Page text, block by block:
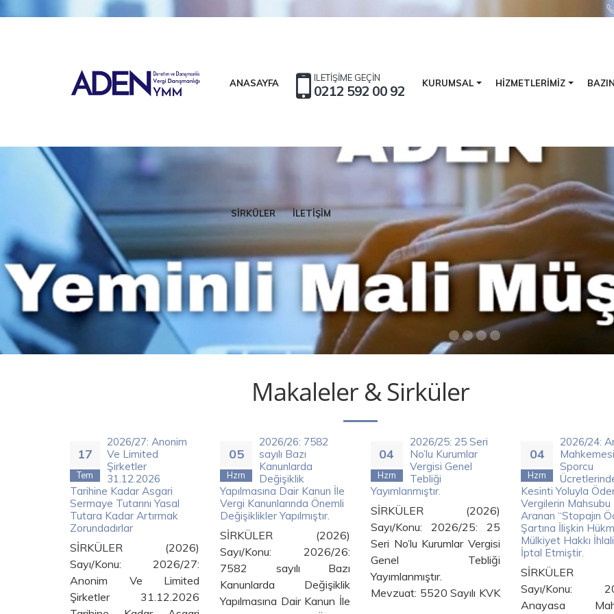
ANASAYFA ILETİŞİME GEÇİN
0212 592 00 92 KURUMSAL HİZMETLERİMİZ
SİRKÜLER İLETİŞİM
Etkili Vergi Danışmanlığı Ve Sonuç Alan Bir Denetim Modeli
Makaleler & Sirküler
05
Hzrn
2026/26: 7582
sayılı Bazı
Kanunlarda
Değişiklik
Yapılmasına Dair Kanun İle
Vergi Kanunlarında Önemli
Değişiklikler Yapılmıştır.
SİRKÜLER (2026)
Sayı/Konu: 2026/26:
7582 sayılı Bazı
Kanunlarda Değişiklik
Yapılmasına Dair Kanun İle
04
Hzrn
2026/25: 25 Seri
No’lu Kurumlar
Vergisi Genel
Tebliği
Yayımlanmıştır.
SİRKÜLER (2026)
Sayı/Konu: 2026/25: 25
Seri No’lu Kurumlar Vergisi
Genel Tebliği
Yayımlanmıştır.
Mevzuat: 5520 Sayılı KVK
04
Hzrn
2026/24: Anayasa
Mahkemesi
Sporcu
Ücretlerinden
Kesinti Yoluyla Ödenen
Vergilerin Mahsubu İçin
Aranan “Stopajın Ödenme
Şartına İlişkin Hükmü”
Mülkiyet Hakkı İhlali Sayıp
SİRKÜLER (2026)
Sayı/Konu: 2026/24:
03
Hzrn
2026/23:
Elektronik
Hükmünün
Tarafından
Sonrasında
Derdest Davalarda
Kararın
Hükmetmiştir.
SİRKÜLER
Sayı/Konu:
Elektronik
Hükmünün